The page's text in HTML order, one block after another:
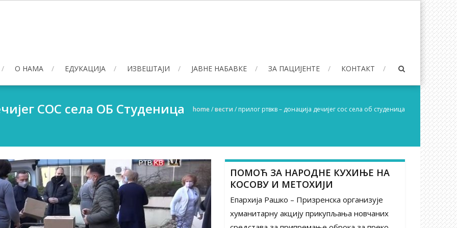
О НАМА ЕДУКАЦИЈА ИЗВЕШТАЈИ ЈАВНЕ НАБАВКЕ ЗА ПАЦИЈЕНТЕ КОНТАКТ
СОС села ОБ Студеница home/вести / прилог ртвкв – донација дечијег сос села об студеница
ПОМОЋ ЗА НАРОДНЕ КУХИЊЕ НА
КОСОВУ И МЕТОХИЈИ
Епархија Рашко – Призренска организује
хуманитарну акцију прикупљања новчаних